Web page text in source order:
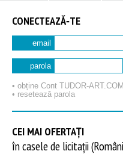
CONECTEAZĂ‑TE
email
parola
• obține Cont TUDOR‑ART.COM
• resetează parola
CEI MAI OFERTAȚI
în casele de licitații